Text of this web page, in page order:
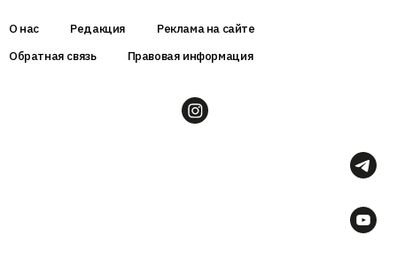
О нас Редакция
Реклама на сайте
Обратная связь
Правовая информация